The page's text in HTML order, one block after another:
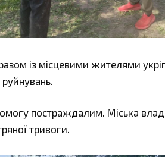
із місцевими жителями
постраждалим. Міська
тривоги.